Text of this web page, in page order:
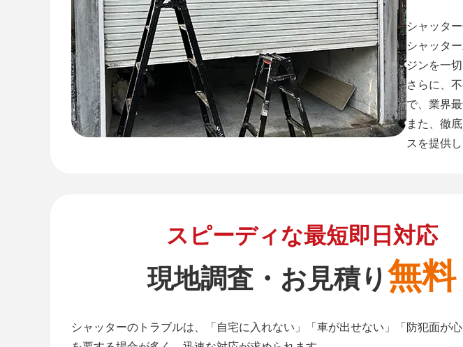
シャッタ
シャッタ
ジンを一切
さらに、
で、業界
また、徹
スを提供し
スピーディな最短即日対応
現地調査・お見積り無料
シャッターのトラブルは、「自宅に入れない」「車が出せない」「防犯面が